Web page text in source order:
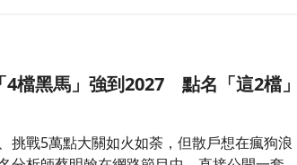
檔黑馬」強到2027 點名「這2檔」
挑戰5萬點大關如火如荼，但散戶想在瘋狗浪